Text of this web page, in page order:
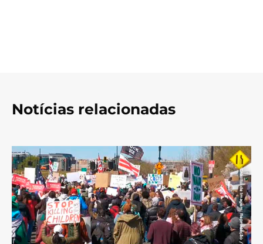
Notícias relacionadas